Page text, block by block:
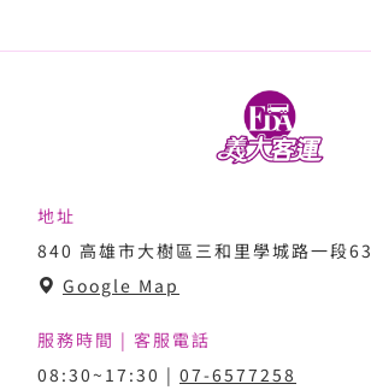
地址
840 高雄市大樹區三和里學城路一段
Google Map
服務時間 | 客服電話
08:30~17:30 | 07-6577258